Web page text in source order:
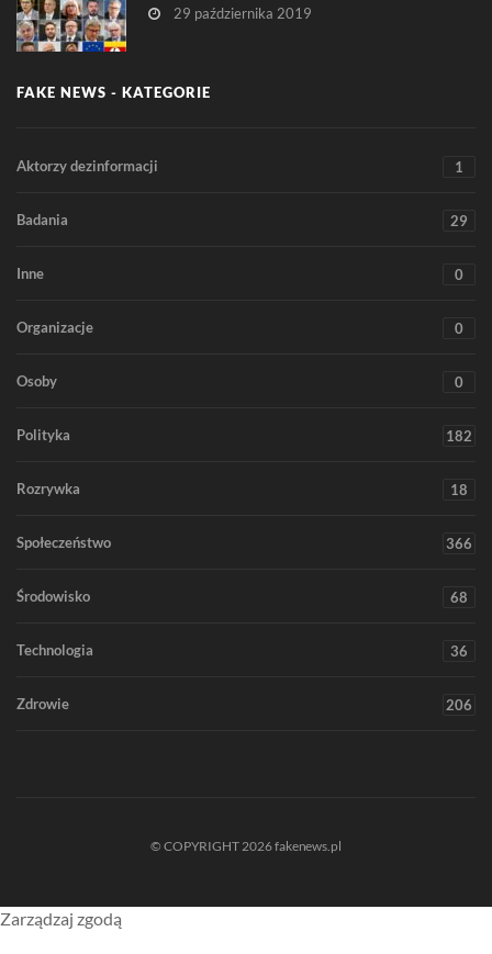
29 października 2019
FAKE NEWS - KATEGORIE
Aktorzy dezinformacji 1
Badania 29
Inne 0
Organizacje 0
Osoby 0
Polityka 182
Rozrywka 18
Społeczeństwo 366
Środowisko 68
Technologia 36
Zdrowie 206
© COPYRIGHT 2026 fakenews.pl
Zarządzaj zgodą